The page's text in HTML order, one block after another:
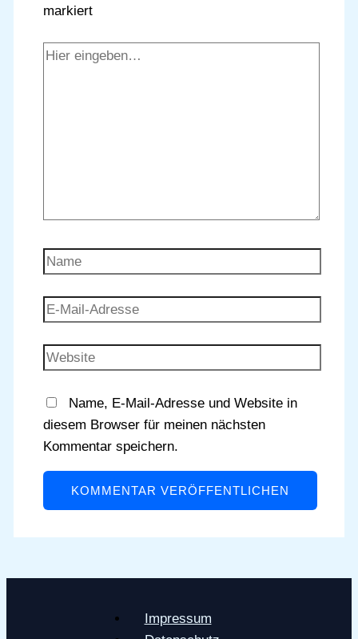
markiert
Hier
Name
E-
Adresse
Website
Name, E-Mail-Adresse und Website in
diesem Browser für meinen nächsten
Kommentar speichern.
Impressum